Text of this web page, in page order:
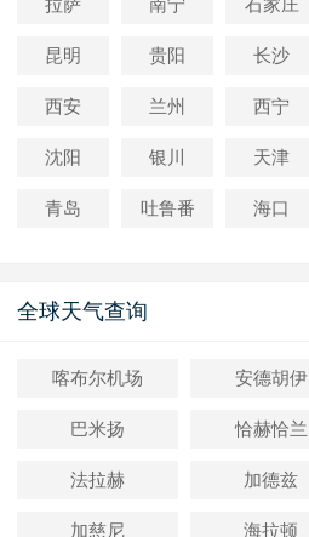
拉萨 南宁 石家庄
昆明 贵阳 长沙
西安 兰州 西宁
沈阳 银川 天津
青岛 吐鲁番 海口
全球天气查询
喀布尔机场 安德胡伊
巴米扬 恰赫恰兰
法拉赫 加德兹
加慈尼 海拉顿